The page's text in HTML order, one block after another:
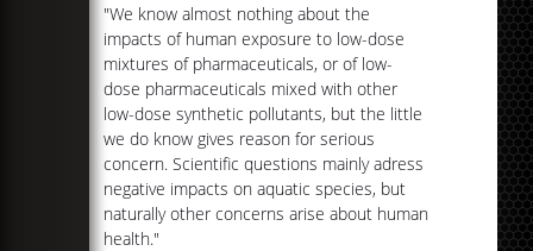
"We know almost nothing about the
impacts of human exposure to low-dose
mixtures of pharmaceuticals, or of low-
dose pharmaceuticals mixed with other
low-dose synthetic pollutants, but the little
we do know gives reason for serious
concern. Scientific questions mainly adress
negative impacts on aquatic species, but
naturally other concerns arise about human
health."